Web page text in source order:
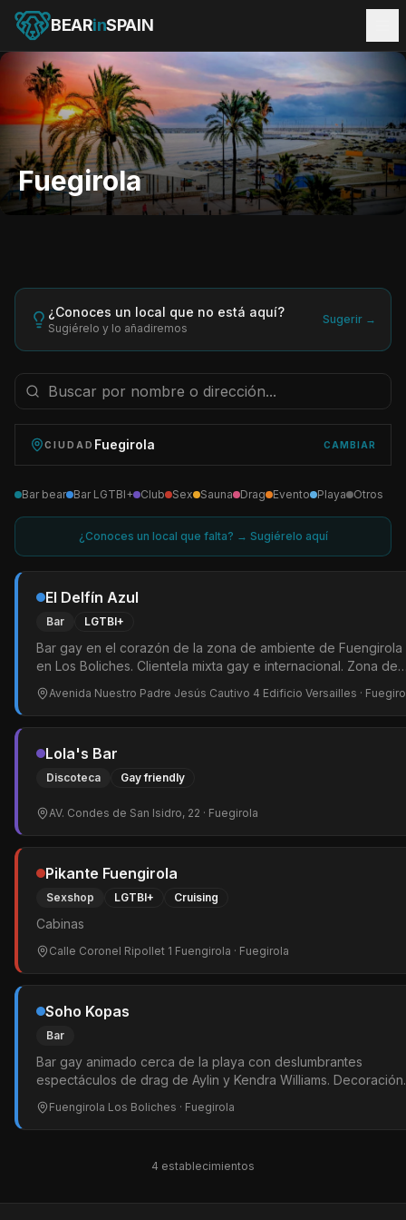
BEARinSPAIN
Fuegirola
¿Conoces un local que no está aquí?
Sugiérelo y lo añadiremos
Sugerir →
CIUDAD Fuegirola CAMBIAR
Bar bear Bar LGTBI+ Club Sex Sauna Drag Evento Playa Otros
¿Conoces un local que falta? → Sugiérelo aquí
El Delfín Azul
Bar LGTBI+
Bar gay en el corazón de la zona de ambiente de Fuengirola
en Los Boliches. Clientela mixta gay e internacional. Zona de
copas y zona de mesas en un ambiente relajado y acogedor.
Referencia anglófona de la escena gay de la Costa del Sol
entre Málaga y Marbella.
Avenida Nuestro Padre Jesús Cautivo 4 Edificio Versailles ·
Lola's Bar
Discoteca Gay friendly
AV. Condes de San Isidro, 22 · Fuegirola
Pikante Fuengirola
Sexshop LGTBI+ Cruising
Cabinas
Calle Coronel Ripollet 1 Fuengirola · Fuegirola
Soho Kopas
Bar
Bar gay animado cerca de la playa con deslumbrantes
espectáculos de drag de Aylin y Kendra Williams. Decoración
elegante iluminación vibrante y servicio amigable. Bebidas a
precios asequibles y ambiente muy festivo. Uno de los
más valorados de la escena gay de Fuengirola.
Fuengirola Los Boliches · Fuegirola
4 establecimientos